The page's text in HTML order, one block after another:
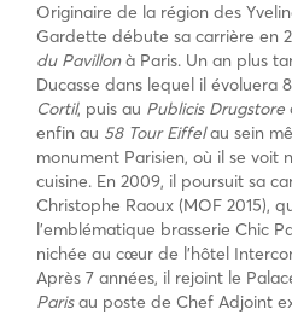
Originaire de la région des
Gardette débute sa carrière en
du Pavillonà Paris. Un an plus
Ducasse dans lequel il évoluera
Cortil, puis au Publicis Drugstore
enfin au 58 Tour Eiffelau sein
monument Parisien, où il se voit
cuisine. En 2009, il poursuit sa
Christophe Raoux (MOF 2015),
l’emblématique brasserie Chic
nichée au cœur de l’hôtel
Après 7 années, il rejoint le
Parisau poste de Chef Adjoint